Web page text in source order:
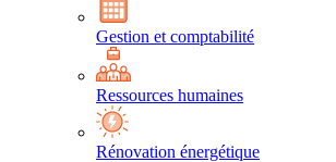
Gestion et comptabilité
Ressources humaines
Rénovation énergétique